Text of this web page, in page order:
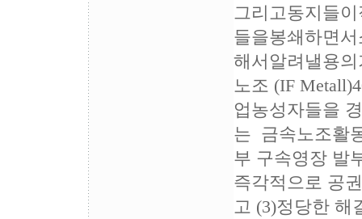
그리고동지들
들을봉쇄하면
해서알려낼용
노조 (IF
업농성자들을
는 금속노조활
부 구속영장 발
즉각적으로 공
고 (3)정당한 해